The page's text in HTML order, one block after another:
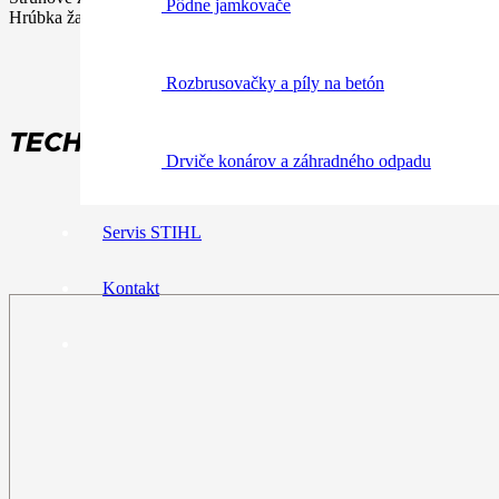
Pôdne jamkovače
Rozbrusovačky a píly na betón
Drviče konárov a záhradného odpadu
Servis STIHL
Kontakt
Hrúbka žacích strún je rôzna podľa výkonovej triedy a podmienok
TECHNICKÉ ÚDAJE: